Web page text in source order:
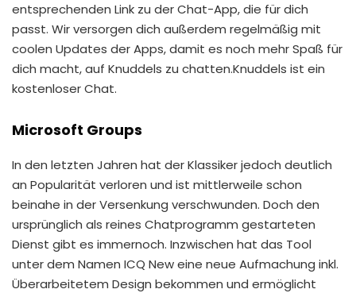
entsprechenden Link zu der Chat-App, die für dich
passt. Wir versorgen dich außerdem regelmäßig mit
coolen Updates der Apps, damit es noch mehr Spaß für
dich macht, auf Knuddels zu chatten.Knuddels ist ein
kostenloser Chat.
Microsoft Groups
In den letzten Jahren hat der Klassiker jedoch deutlich
an Popularität verloren und ist mittlerweile schon
beinahe in der Versenkung verschwunden. Doch den
ursprünglich als reines Chatprogramm gestarteten
Dienst gibt es immernoch. Inzwischen hat das Tool
unter dem Namen ICQ New eine neue Aufmachung inkl.
Überarbeitetem Design bekommen und ermöglicht